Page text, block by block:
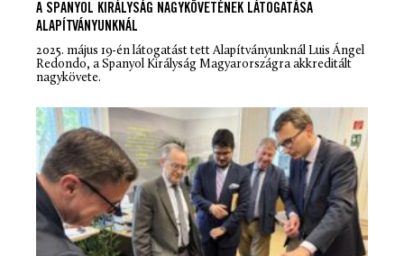
A SPANYOL KIRÁLYSÁG NAGYKÖVETÉNEK LÁTOGATÁSA
ALAPÍTVÁNYUNKNÁL
2025. május 19-én látogatást tett Alapítványunknál Luis Ángel
Redondo, a Spanyol Királyság Magyarországra akkreditált
nagykövete.